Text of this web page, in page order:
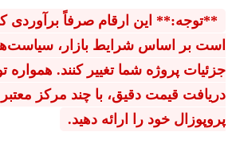
**توجه:** این ارقام صرفاً برآوردی
است بر اساس شرایط بازار،
جزئیات پروژه شما تغییر کنند.
دریافت قیمت دقیق، با چند مرکز
پروپوزال خود را ارائه دهید.